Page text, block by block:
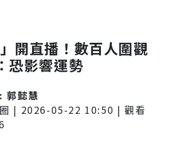
開直播！數百人圍觀
恐影響運勢
:郭懿慧
| 2026-05-22 10:50 | 觀看